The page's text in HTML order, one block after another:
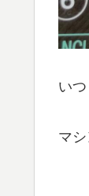
い
マ